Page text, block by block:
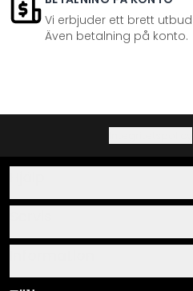
Vi erbjuder ett brett
Även betalning på konto.
Om oss
Materialöversikt